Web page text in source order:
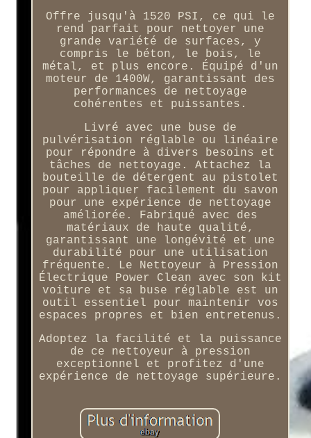
Offre jusqu'à 1520 PSI, ce qui le
rend parfait pour nettoyer une
grande variété de surfaces, y
compris le béton, le bois, le
métal, et plus encore. Équipé d'un
moteur de 1400W, garantissant des
performances de nettoyage
cohérentes et puissantes.
Livré avec une buse de
pulvérisation réglable ou linéaire
pour répondre à divers besoins et
tâches de nettoyage. Attachez la
bouteille de détergent au pistolet
pour appliquer facilement du savon
pour une expérience de nettoyage
améliorée. Fabriqué avec des
matériaux de haute qualité,
garantissant une longévité et une
durabilité pour une utilisation
fréquente. Le Nettoyeur à Pression
Électrique Power Clean avec son kit
voiture et sa buse réglable est un
outil essentiel pour maintenir vos
espaces propres et bien entretenus.
Adoptez la facilité et la puissance
de ce nettoyeur à pression
exceptionnel et profitez d'une
expérience de nettoyage supérieure.